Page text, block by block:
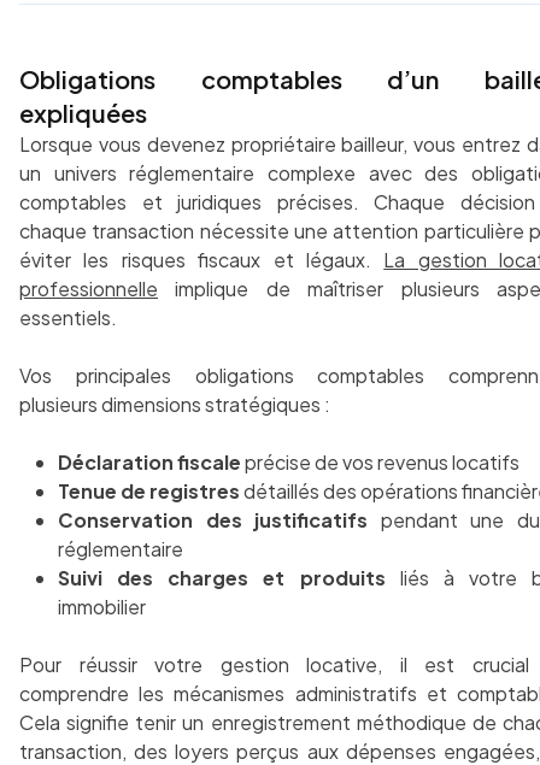
Obligations comptables d’un
expliquées
Lorsque vous devenez propriétaire bailleur, vous entrez
un univers réglementaire complexe avec des
comptables et juridiques précises. Chaque
chaque transaction nécessite une attention particulière
éviter les risques fiscaux et légaux. La gestion
professionnelle implique de maîtriser plusieurs
essentiels.
Vos principales obligations comptables
plusieurs dimensions stratégiques :
Déclaration fiscaleprécise de vos revenus locatifs
Tenue de registresdétaillés des opérations
Conservation des justificatifs pendant une
réglementaire
Suivi des charges et produits liés à votre
immobilier
Pour réussir votre gestion locative, il est
comprendre les mécanismes administratifs et
Cela signifie tenir un enregistrement méthodique de
transaction, des loyers perçus aux dépenses